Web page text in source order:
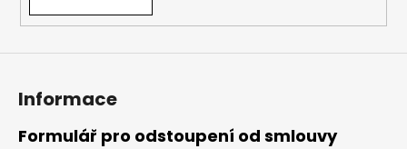
Informace
Formulář pro odstoupení od smlouvy